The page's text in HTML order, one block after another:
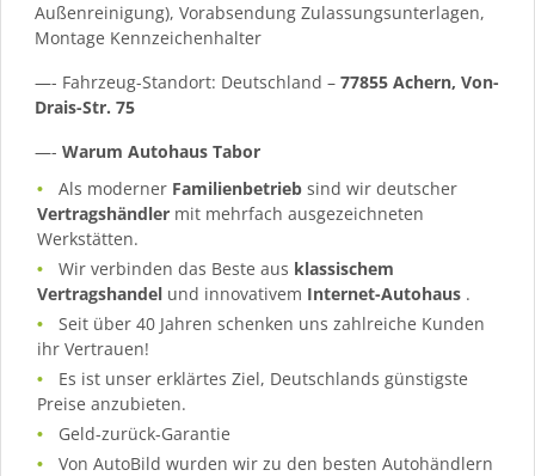
Außenreinigung), Vorabsendung Zulassungsunterlagen,
Montage Kennzeichenhalter
—- Fahrzeug-Standort: Deutschland – 77855 Achern, Von-
Drais-Str. 75
—- Warum Autohaus Tabor
Als moderner Familienbetrieb sind wir deutscher
Vertragshändler mit mehrfach ausgezeichneten
Werkstätten.
Wir verbinden das Beste aus klassischem
Vertragshandel und innovativem Internet-Autohaus .
Seit über 40 Jahren schenken uns zahlreiche Kunden
ihr Vertrauen!
Es ist unser erklärtes Ziel, Deutschlands günstigste
Preise anzubieten.
Geld-zurück-Garantie
Von AutoBild wurden wir zu den besten Autohändlern